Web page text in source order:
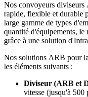
Nos convoyeurs
rapide, flexible et durable
large gamme de types
quantité d'équipements, le
grâce à une solution
Nos solutions ARB pour
les éléments suivants :
Diviseur (ARB et
vitesse (jusqu'à 500